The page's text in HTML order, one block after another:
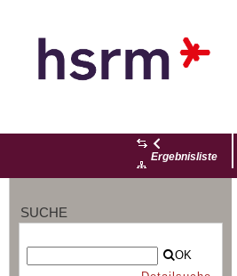
Ergebnisliste
SUCHE
OK